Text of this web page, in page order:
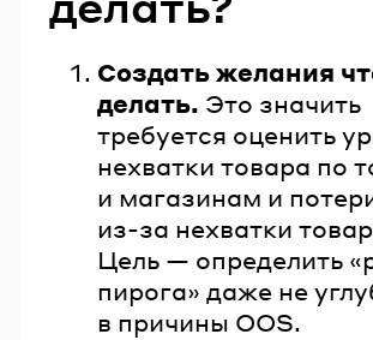
Создать желания
делать. Это значить
требуется оценить
нехватки товара по
и магазинам и
из-за нехватки
Цель — определить
пирога» даже не
в причины OOS.